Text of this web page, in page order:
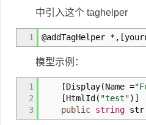
中引入这个 taghelper
1 @addTagHelper *, [
模型示例：
1
2
3
[Display(Name =
[HtmlId ( "test") ]
public string str